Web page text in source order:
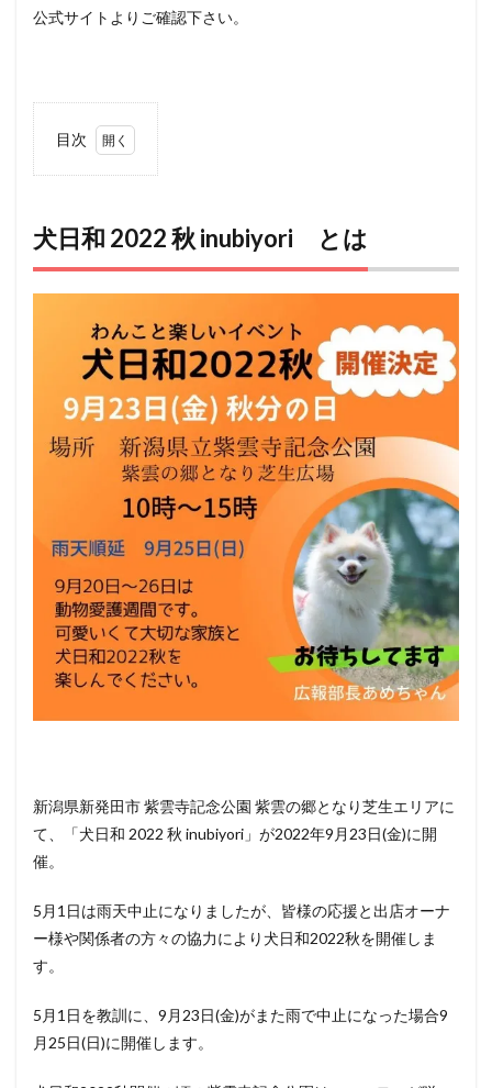
公式サイトよりご確認下さい。
目次
とは
inubiyori
3
犬日
和 2022 秋
inubiyori
は見どこ
4
ペット
（犬）
と行け
るその
他のイ
ベント
情報
犬日和 2022 秋 inubiyori とは
新潟県新発田市 紫雲寺記念公園 紫雲の郷となり芝生エリアに
て、「犬日和 2022 秋 inubiyori」が2022年9月23日(金)に開
催。
5月1日は雨天中止になりましたが、皆様の応援と出店オーナ
ー様や関係者の方々の協力により犬日和2022秋を開催しま
す。
5月1日を教訓に、9月23日(金)がまた雨で中止になった場合9
月25日(日)に開催します。